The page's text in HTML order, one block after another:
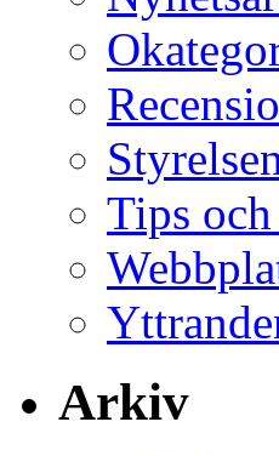
Styrelsen
Tips
Arkiv